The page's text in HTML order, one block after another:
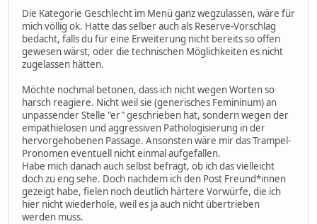
Die Kategorie Geschlecht im Menü ganz wegzulassen, wäre für
mich völlig ok. Hatte das selber auch als Reserve-Vorschlag
bedacht, falls du für eine Erweiterung nicht bereits so offen
gewesen wärst, oder die technischen Möglichkeiten es nicht
zugelassen hätten.
Möchte nochmal betonen, dass ich nicht wegen Worten so
harsch reagiere. Nicht weil sie (generisches Femininum) an
unpassender Stelle "er" geschrieben hat, sondern wegen der
empathielosen und aggressiven Pathologisierung in der
hervorgehobenen Passage. Ansonsten wäre mir das Trampel-
Pronomen eventuell nicht einmal aufgefallen.
Habe mich danach auch selbst befragt, ob ich das vielleicht
doch zu eng sehe. Doch nachdem ich den Post Freund*innen
gezeigt habe, fielen noch deutlich härtere Vorwürfe, die ich
hier nicht wiederhole, weil es ja auch nicht übertrieben
werden muss.